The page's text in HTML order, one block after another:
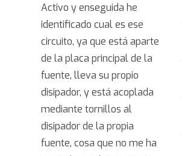
Activo y enseguida he
identificado cual es ese
circuito, ya que está aparte
de la placa principal de la
fuente, lleva su propio
disipador, y está acoplada
mediante tornillos al
disipador de la propia
fuente, cosa que no me ha